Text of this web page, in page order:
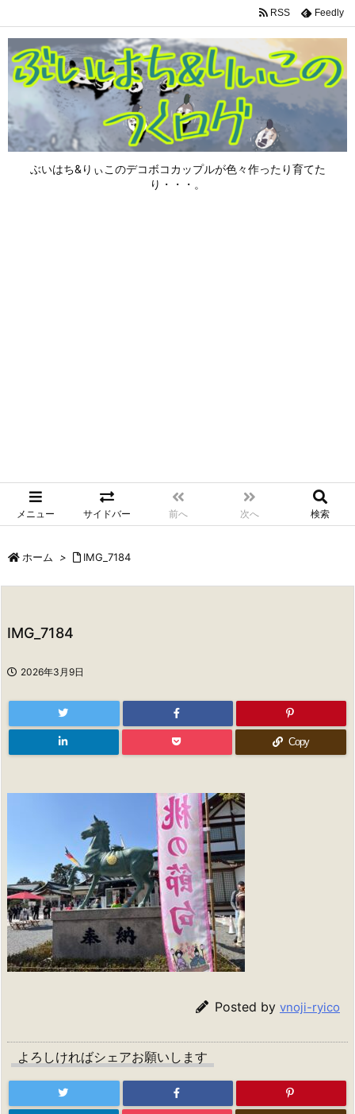
ぶいはち&りぃこのデコボコカップルが色々作ったり育てた
り・・・。
メニュー サイドバー 前へ 次へ 検索
RSS Feedly
ホーム > IMG_7184
IMG_7184
2026年3月9日
Copy
Posted by vnoji-ryico
よろしければシェアお願いします